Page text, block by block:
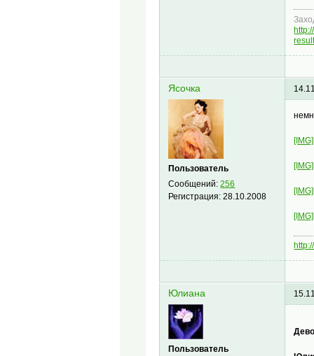
Ясочка
Пользователь
Сообщений:256
Регистрация:28.10.2008
Юлиана
Пользователь